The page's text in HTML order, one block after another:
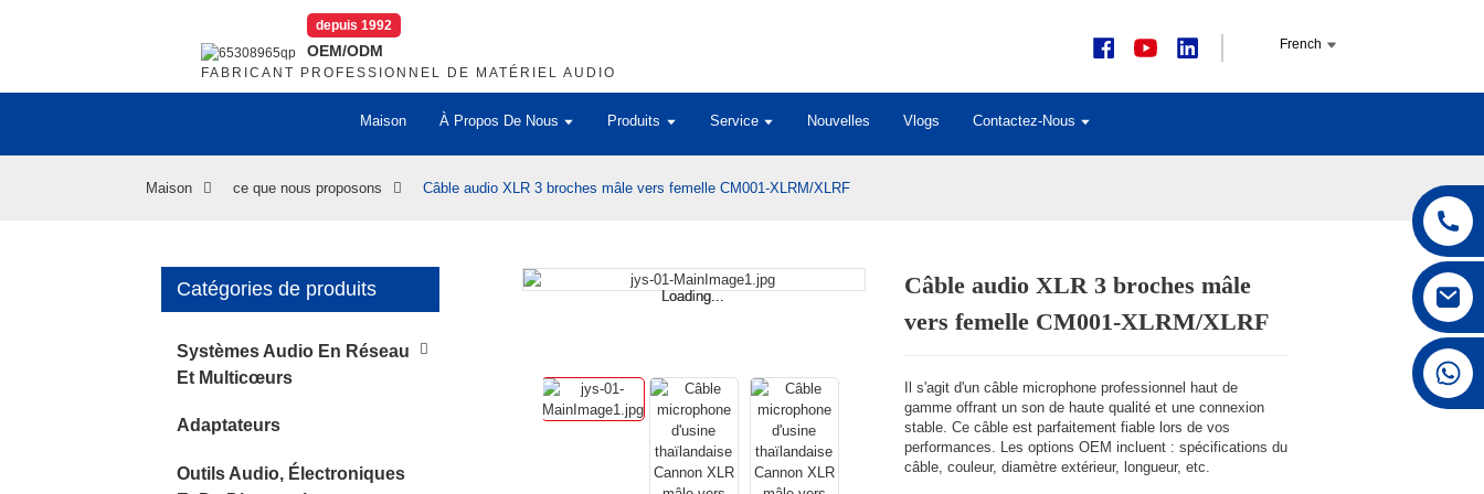
depuis 1992
OEM/ODM
FABRICANT PROFESSIONNEL DE MATÉRIEL AUDIO
French
Maison À Propos De Nous Produits Service Nouvelles Vlogs Contactez-Nous
Maison ce que nous proposons Câble audio XLR 3 broches mâle vers femelle CM001-XLRM/XLRF
Catégories de produits
Systèmes Audio En Réseau
Et Multicœurs
Adaptateurs
Outils Audio, Électroniques
Loading...
Loading... Loading...
Loading...
Loading...
Loading...
Câble audio XLR 3 broches mâle
vers femelle CM001-XLRM/XLRF
Il s'agit d'un câble microphone professionnel haut de
gamme offrant un son de haute qualité et une connexion
stable. Ce câble est parfaitement fiable lors de vos
performances. Les options OEM incluent : spécifications du
câble, couleur, diamètre extérieur, longueur, etc.